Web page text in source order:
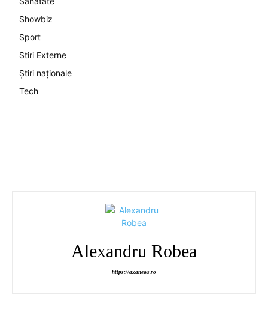
Showbiz
Sport
Stiri Externe
Știri naționale
Tech
Alexandru Robea
https://axanews.ro